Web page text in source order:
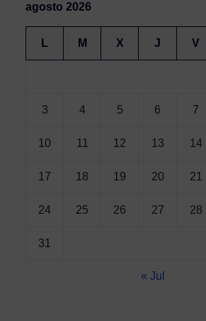
agosto 2026
L M X J V
3 4 5 6 7
10 11 12 13 14
17 18 19 20 21
24 25 26 27 28
31
« Jul